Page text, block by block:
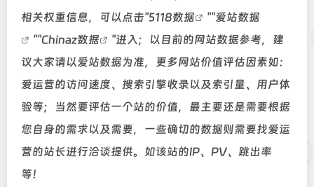
相关权重信息，可以点击"5118数据 ""爱站数据
""Chinaz数据
"进入；以目前的网站数据参考，建
议大家请以爱站数据为准，更多网站价值评估因素如：
爱运营的访问速度、搜索引擎收录以及索引量、用户体
验等；当然要评估一个站的价值，最主要还是需要根据
您自身的需求以及需要，一些确切的数据则需要找爱运
营的站长进行洽谈提供。如该站的IP、PV、跳出率
等！